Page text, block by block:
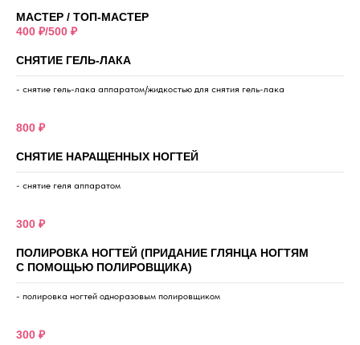
МАСТЕР / ТОП-МАСТЕР
400 ₽/500 ₽
СНЯТИЕ ГЕЛЬ-ЛАКА
- снятие гель-лака аппаратом/жидкостью для снятия гель-лака
800 ₽
СНЯТИЕ НАРАЩЕННЫХ НОГТЕЙ
- снятие геля аппаратом
300 ₽
ПОЛИРОВКА НОГТЕЙ (ПРИДАНИЕ ГЛЯНЦА НОГТЯМ
С ПОМОЩЬЮ ПОЛИРОВЩИКА)
- полировка ногтей одноразовым полировщиком
300 ₽